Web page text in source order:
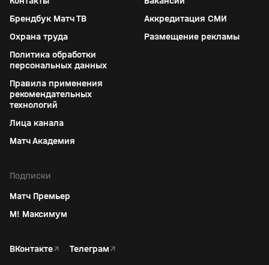
Брендбук Матч ТВ
Охрана труда
Политика обработки
персональных данных
Правила применения
рекомендательных
технологий
Лица канала
Матч Академия
Аккредитация СМИ
Размещение рекламы
Подписки
Матч Премьер
М! Максимум
ВКонтакте↗ Телеграм↗